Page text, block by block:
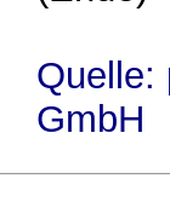
Quelle:
GmbH